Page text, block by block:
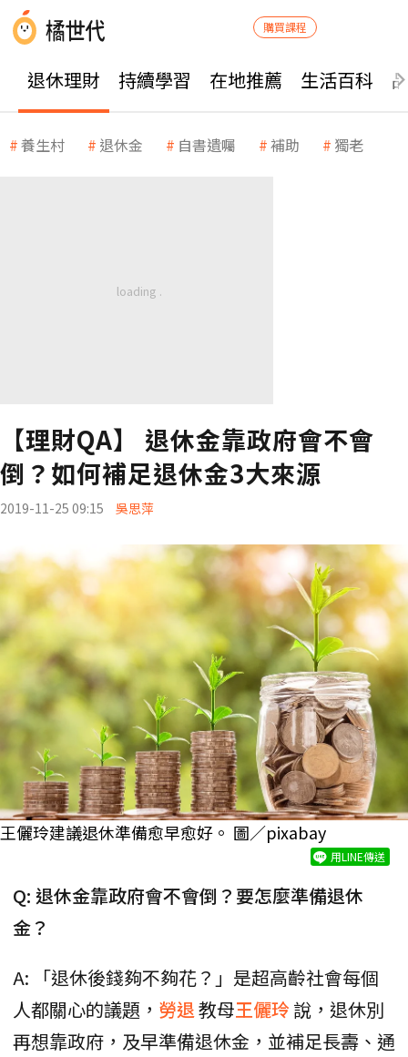
購買課程
退休理財 持續學習 在地推薦 生活百科
養生村 退休金 自書遺囑 補助 獨老
【理財QA】 退休金靠政府會不會
倒？如何補足退休金3大來源
2019-11-25 09:15 吳思萍
王儷玲建議退休準備愈早愈好。 圖／pixabay
用LINE傳送
Q: 退休金靠政府會不會倒？要怎麼準備退休
金？
A: 「退休後錢夠不夠花？」是超高齡社會每個
人都關心的議題， 勞退教母王儷玲 說，退休別
再想靠政府，及早準備退休金，並補足長壽、通